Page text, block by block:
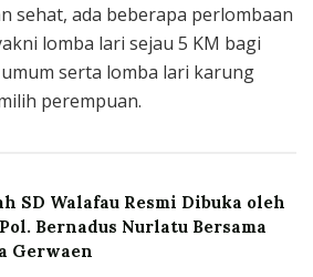
sehat, ada beberapa perlombaan
lomba lari sejau 5 KM bagi
serta lomba lari karung
perempuan.
SD Walafau Resmi Dibuka oleh
Bernadus Nurlatu Bersama
Gerwaen